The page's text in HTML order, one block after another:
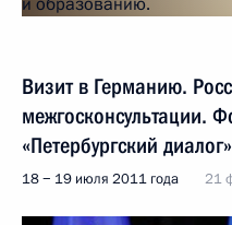
Визит в Германию.
межгосконсультации.
«Петербургский диалог»
18 − 19 июля 2011 года 21